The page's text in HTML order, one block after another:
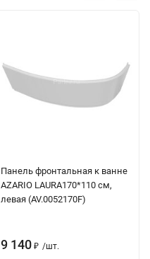
Панель фронтальная к ванне
AZARIO LAURA170*110 см,
левая (AV.0052170F)
9 140 ₽ /шт.